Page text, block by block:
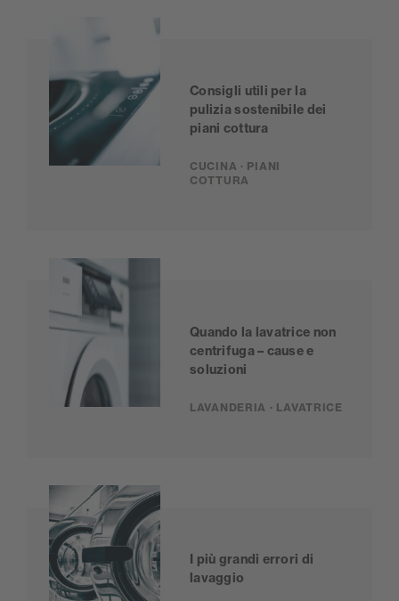
Consigli utili per la
pulizia sostenibile dei
piani cottura
CUCINA · PIANI
COTTURA
Quando la lavatrice non
centrifuga – cause e
soluzioni
LAVANDERIA · LAVATRICE
I più grandi errori di
lavaggio